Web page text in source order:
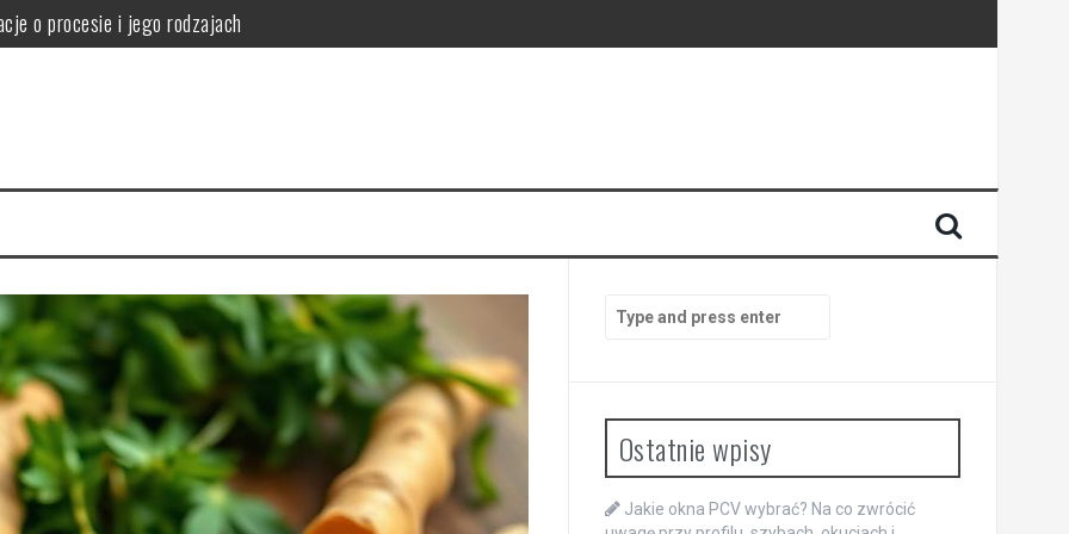
o procesie i jego rodzajach
ryzyka zdrowotne
kuchni pełne zalet
przy profilu, szybach, okuciach i współczynniku Uw
Search
for:
Ostatnie wpisy
Jakie okna PCV wybrać? Na co zwrócić